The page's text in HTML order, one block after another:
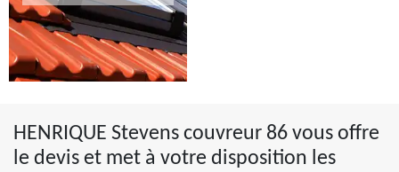
HENRIQUE Stevens couvreur 86 vous offre
le devis et met à votre disposition les